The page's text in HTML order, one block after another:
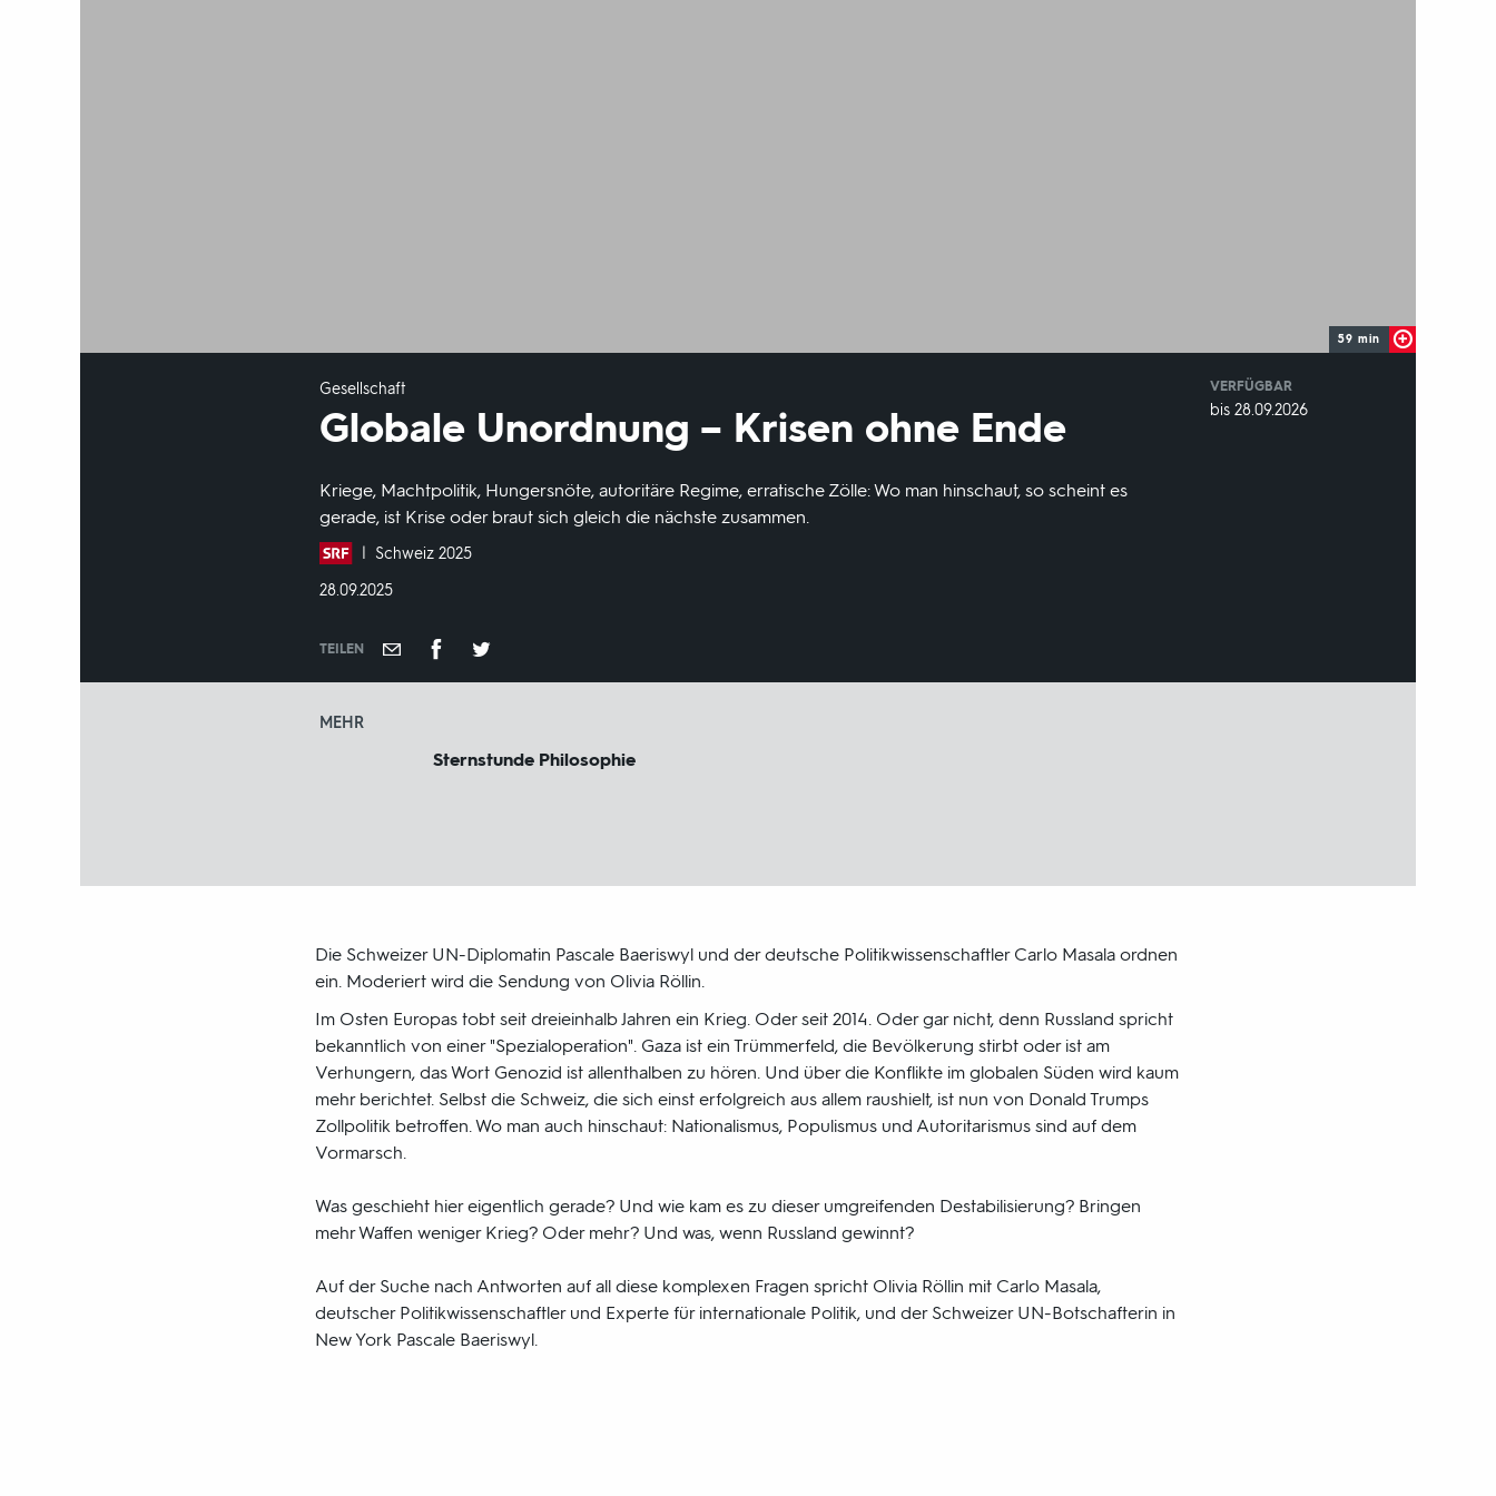
59 min
Gesellschaft
Globale Unordnung – Krisen ohne Ende
Kriege, Machtpolitik, Hungersnöte, autoritäre Regime, erratische Zölle: Wo man hinschaut, so scheint es
gerade, ist Krise oder braut sich gleich die nächste zusammen.
Produktionsland
und
Schweiz 2025
DATUM:
28.09.2025
TEILEN
VERFÜGBAR
weltweit
VERFÜGBAR
bis 28.09.2026
MEHR
Sternstunde Philosophie
Die Schweizer UN-Diplomatin Pascale Baeriswyl und der deutsche Politikwissenschaftler Carlo Masala ordnen
ein. Moderiert wird die Sendung von Olivia Röllin.
Im Osten Europas tobt seit dreieinhalb Jahren ein Krieg. Oder seit 2014. Oder gar nicht, denn Russland spricht
bekanntlich von einer "Spezialoperation". Gaza ist ein Trümmerfeld, die Bevölkerung stirbt oder ist am
Verhungern, das Wort Genozid ist allenthalben zu hören. Und über die Konflikte im globalen Süden wird kaum
mehr berichtet. Selbst die Schweiz, die sich einst erfolgreich aus allem raushielt, ist nun von Donald Trumps
Zollpolitik betroffen. Wo man auch hinschaut: Nationalismus, Populismus und Autoritarismus sind auf dem
Vormarsch.
Was geschieht hier eigentlich gerade? Und wie kam es zu dieser umgreifenden Destabilisierung? Bringen
mehr Waffen weniger Krieg? Oder mehr? Und was, wenn Russland gewinnt?
Auf der Suche nach Antworten auf all diese komplexen Fragen spricht Olivia Röllin mit Carlo Masala,
deutscher Politikwissenschaftler und Experte für internationale Politik, und der Schweizer UN-Botschafterin in
New York Pascale Baeriswyl.